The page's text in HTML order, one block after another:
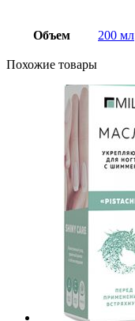
Объем 200 мл
Похожие товары